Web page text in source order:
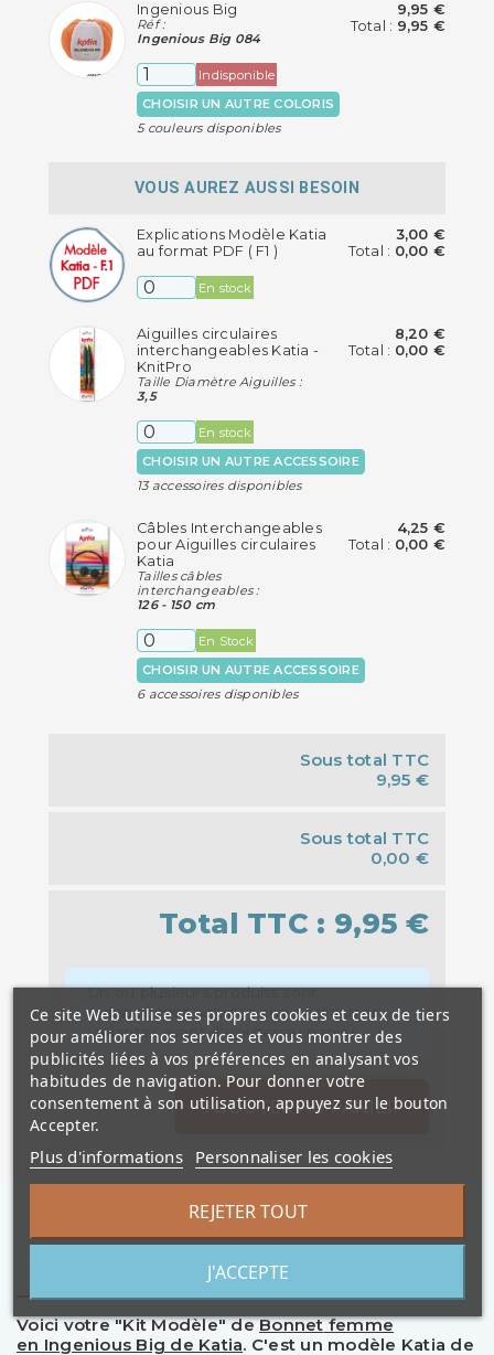
Ingenious Big
Réf :
Ingenious Big 084
Indisponible
9,95 €
Total : 9,95 €
CHOISIR UN AUTRE COLORIS
5 couleurs disponibles
VOUS AUREZ AUSSI BESOIN
Explications Modèle Katia
au format PDF ( F1 )
En stock
3,00 €
Total : 0,00 €
Aiguilles circulaires
interchangeables Katia -
KnitPro
Taille Diamètre Aiguilles :
3,5
En stock
8,20 €
Total : 0,00 €
CHOISIR UN AUTRE ACCESSOIRE
13 accessoires disponibles
Câbles Interchangeables
pour Aiguilles circulaires
Katia
Tailles câbles
interchangeables :
126 - 150 cm
En Stock
4,25 €
Total : 0,00 €
CHOISIR UN AUTRE ACCESSOIRE
6 accessoires disponibles
Sous total TTC
9,95 €
Sous total TTC
0,00 €
Total TTC : 9,95 €
Un ou plusieurs produits sont
indisponibles, veuillez choisir d'autres
variantes avant d'ajouter au panier
AJOUTER AU PANIER
Voici votre "Kit Modèle" deBonnetfemme
en Ingenious Big de Katia. C'est un modèle Katia de
Ce site Web utilise ses propres cookies et ceux de tiers
pour améliorer nos services et vous montrer des
publicités liées à vos préférences en analysant vos
habitudes de navigation. Pour donner votre
consentement à son utilisation, appuyez sur le bouton
Accepter.
Plus d'informations Personnaliser les cookies
REJETER TOUT
J'ACCEPTE